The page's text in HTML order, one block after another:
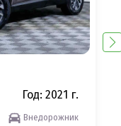
Год: 2021 г.
Внедорожник